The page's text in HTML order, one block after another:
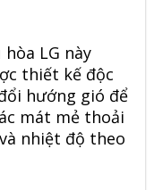
LG này
thiết kế độc
hướng gió để
mát mẻ thoải
nhiệt độ theo